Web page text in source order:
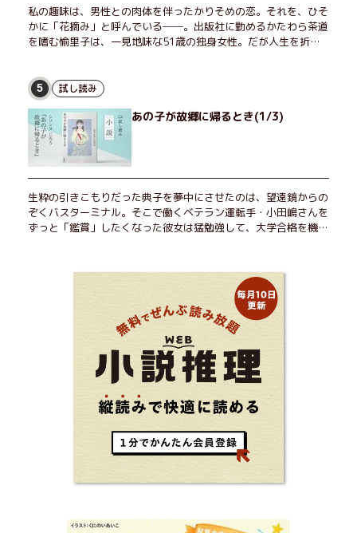
私の趣味は、男性との肉体を伴ったかりそめの恋。それを、ひそ
かに「花摘み」と呼んでいる──。出版社に勤めるかたわら茶道
を嗜む愉里子は、一見地味な51歳の独身女性。だが人生を折り
せる男が現れた。茶の湯の粋人、70歳の万江島だ。だが彼に
は、ある秘密があった……。自分の心と身体を偽らない女たちの
姿と、その連帯を描く。赤裸々にして切実な、セクシュアリティ
をめぐる物語。
5 試し読み
あの子が故郷に帰るとき(1/3)
生粋の引きこもりだった典子を夢中にさせたのは、望遠鏡からの
ぞくバスターミナル。そこで働くベテラン運転手・小田嶋さんを
ずっと「鑑賞」したくなった彼女は猛勉強して、大学合格を機に
る！ 地元が恋しくなったとき、どこか遠くへ逃げたいときは読
んで下さい。孤独を愛する人のお守りになる、くすっと、うるっ